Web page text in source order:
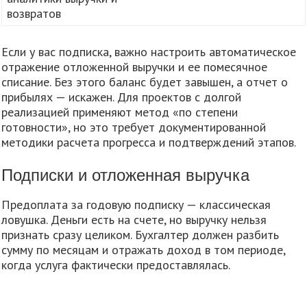
возвратов
Если у вас подписка, важно настроить автоматическое
отражение отложенной выручки и ее помесячное
списание. Без этого баланс будет завышен, а отчет о
прибылях — искажен. Для проектов с долгой
реализацией применяют метод «по степени
готовности», но это требует документированной
методики расчета прогресса и подтверждений этапов.
Подписки и отложенная выручка
Предоплата за годовую подписку — классическая
ловушка. Деньги есть на счете, но выручку нельзя
признать сразу целиком. Бухгалтер должен разбить
сумму по месяцам и отражать доход в том периоде,
когда услуга фактически предоставлялась.